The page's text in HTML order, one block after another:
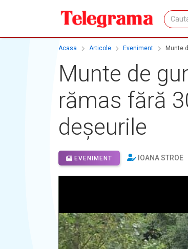
Acasa Articole Eveniment Munte
Munte de
rămas fără
deșeurile
EVENIMENT IOANA STROE